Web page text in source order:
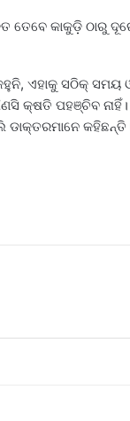
ତେବେ କାକୁଡ଼ି ଠାରୁ
ଏହାକୁ ସଠିକ୍‌ ସମୟ
କ୍ଷତି ପହଞ୍ଚିବ